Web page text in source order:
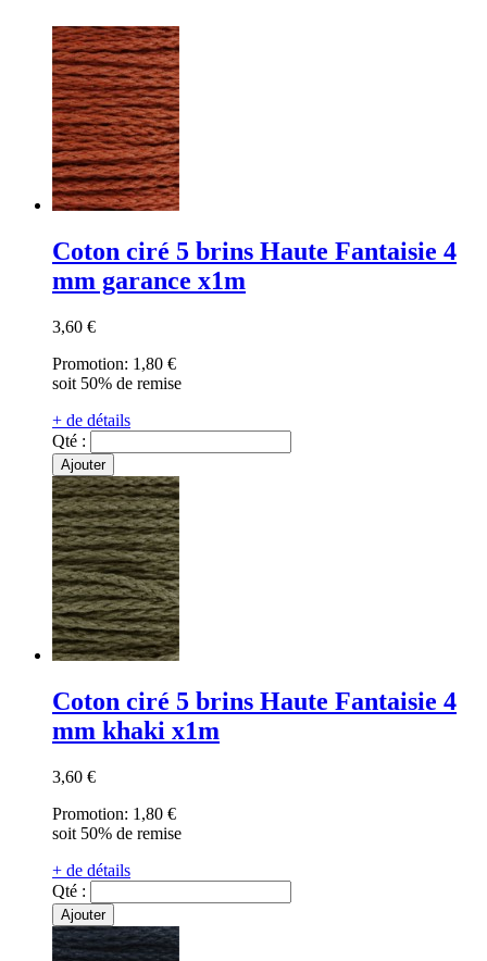
Coton ciré 5 brins Haute Fantaisie 4
mm garance x1m
3,60 €
Promotion: 1,80 €
soit 50% de remise
+ de détails
Qté :
Ajouter
Coton ciré 5 brins Haute Fantaisie 4
mm khaki x1m
3,60 €
Promotion: 1,80 €
soit 50% de remise
+ de détails
Qté :
Ajouter